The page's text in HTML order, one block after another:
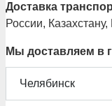
Доставка
России,
Мы доставляем в